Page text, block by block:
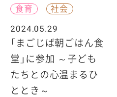
食育
社会
2024.05.29
「まごじば朝ごはん食
堂」に参加 ～子ども
たちとの心温まるひ
ととき～